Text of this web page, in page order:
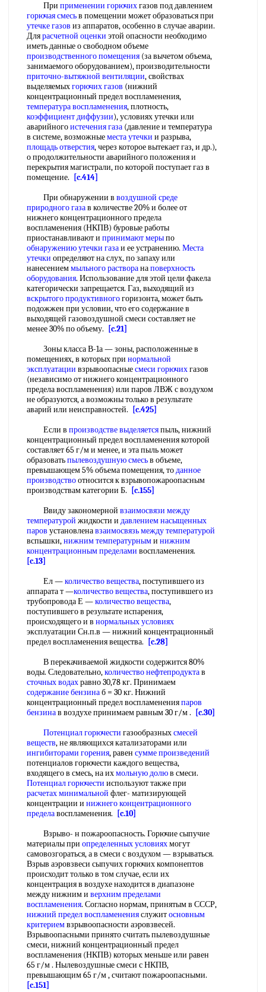
При применении горючихгазов под давлением
горючая смесьв помещении может образоваться при
утечке газов из аппаратов, особенно в случае аварии.
Длярасчетной оценки этой опасности необходимо
иметь данные о свободном объеме
производственного помещения (за вычетом объема,
занимаемого оборудованием), производительности
приточно-вытяжной вентиляции, свойствах
выделяемыхгорючих газов (нижний
концентрационный предел воспламенения,
температура воспламенения, плотность,
коэффициент диффузии), условиях утечки или
аварийногоистечения газа (давление и температура
в системе, возможныеместа утечки и разрыва,
площадь отверстия, через которое вытекает газ, и др.),
о продолжительности аварийного положения и
перекрытия магистрали, по которой поступает газ в
помещение.
[c.414]
При обнаружении в воздушной среде
природного газав количестве 20% и более от
нижнего концентрационного предела
воспламенения (НКПВ) буровые работы
приостанавливают и принимают мерыпо
обнаружению утечки газаи ее устранению. Места
утечки определяют на слух, по запаху или
нанесениеммыльного растворанаповерхность
оборудования. Использование для этой цели факела
категорически запрещается. Газ, выходящий из
вскрытого продуктивногогоризонта, может быть
подожжен при условии, что его содержание в
выходящей газовоздушной смеси составляет не
менее 30% по объему.
[c.21]
Зоны класса В-1а — зоны, расположенные в
помещениях, в которых при нормальной
эксплуатации взрывоопасныесмеси горючихгазов
(независимо от нижнего концентрационного
предела воспламенения) или паров ЛВЖ с воздухом
не образуются, а возможны только в результате
аварий или неисправностей.
[c.425]
Если в производстве выделяетсяпыль, нижний
концентрационный предел воспламенения которой
составляет 65 г/м и менее, и эта пыль может
образоватьпылевоздушную смесьв объеме,
превышающем 5% объема помещения, тоданное
производствоотносится к взрывопожароопасным
производствам категории Б.
[c.155]
Ввиду закономерной взаимосвязи между
температурой жидкости и давлением насыщенных
паров установленавзаимосвязь между температурой
вспышки,нижним температурными нижним
концентрационным пределами воспламенения.
[c.13]
Ел —количество вещества, поступившего из
аппарата т —количество вещества, поступившего из
трубопровода Е —количество вещества,
поступившего в результате испарения,
происходящего и в нормальных условиях
эксплуатации Сн.п.в — нижний концентрационный
предел воспламенения вещества.
[c.28]
В перекачиваемой жидкости содержится 80%
воды. Следовательно,количество нефтепродуктав
сточных водахравно 30,78 кг. Принимаем
содержание бензинаб = 30 кг. Нижний
концентрационный предел воспламененияпаров
бензинав воздухе принимаем равным 30 г/м .
[c.30]
Потенциал горючести газообразныхсмесей
веществ, не являющихся катализаторами или
ингибиторами горения, равен сумме произведений
потенциалов горючести каждого вещества,
входящего в смесь, на ихмольную долюв смеси.
Потенциал горючести используют также при
расчетах минимальной флег- матизирующей
концентрации и нижнего концентрационного
пределавоспламенения.
[c.10]
Взрыво- н пожароопасность. Горючие сыпучие
материалы при определенных условияхмогут
самовозгораться, а в смеси с воздухом — взрываться.
Взрыв аэровзвеси сыпучих горючих компонептов
происходит только в том случае, если их
концентрация в воздухе находится в диапазоне
между нижним и верхним пределами
воспламенения. Согласно нормам, принятым в СССР,
нижний предел воспламененияслужитосновным
критериемвзрывоопасности аэровзвесей.
Взрывоопасными принято считать пылевоздушные
смеси, нижний концентрационный предел
воспламенения (НКПВ) которых меньше или равен
65 г/м . Нылевоздушные смеси с НКПВ,
превышающим 65 г/м , считают пожароопасными.
[c.151]